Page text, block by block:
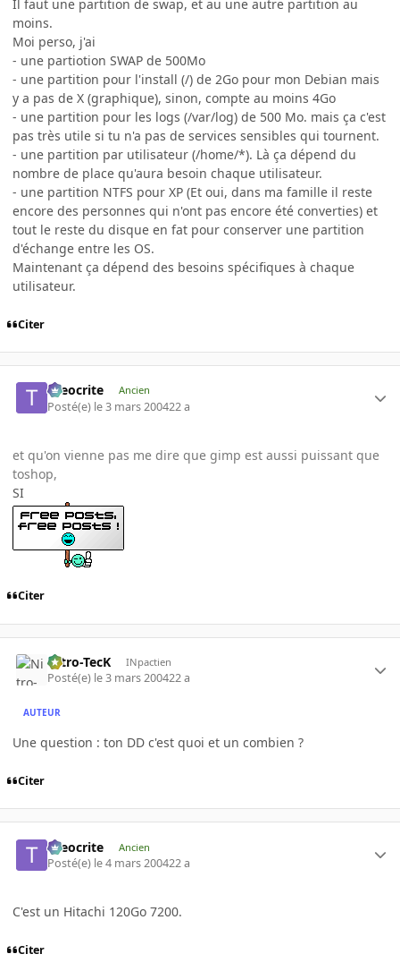
Il faut une partition de swap, et au une autre partition au
moins.
Moi perso, j'ai
- une partiotion SWAP de 500Mo
- une partition pour l'install (/) de 2Go pour mon Debian mais
y a pas de X (graphique), sinon, compte au moins 4Go
- une partition pour les logs (/var/log) de 500 Mo. mais ça c'est
pas très utile si tu n'a pas de services sensibles qui tournent.
- une partition par utilisateur (/home/*). Là ça dépend du
nombre de place qu'aura besoin chaque utilisateur.
- une partition NTFS pour XP (Et oui, dans ma famille il reste
encore des personnes qui n'ont pas encore été converties) et
tout le reste du disque en fat pour conserver une partition
d'échange entre les OS.
Maintenant ça dépend des besoins spécifiques à chaque
utilisateur.
Citer
theocrite Ancien
Posté(e) le 3 mars 200422 a
et qu'on vienne pas me dire que gimp est aussi puissant que
toshop,
SI
Citer
Nitro-TecK INpactien
Posté(e) le 3 mars 200422 a
AUTEUR
Une question : ton DD c'est quoi et un combien ?
Citer
theocrite Ancien
Posté(e) le 4 mars 200422 a
C'est un Hitachi 120Go 7200.
Citer